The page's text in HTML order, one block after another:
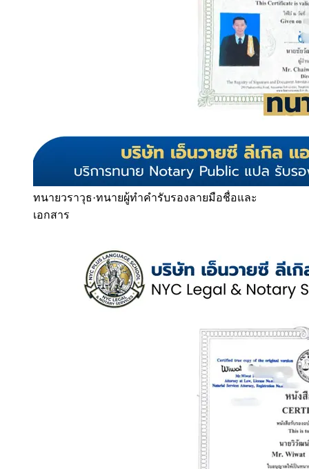
ทนายวราวุธ·ทนายผู้ทำคำรับรองลายมือชื่อและ
เอกสาร